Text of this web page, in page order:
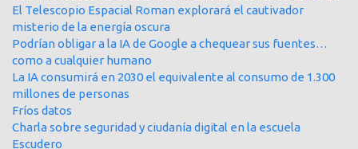
El Telescopio Espacial Roman explorará el cautivador
misterio de la energía oscura
Podrían obligar a la IA de Google a chequear sus fuentes…
como a cualquier humano
La IA consumirá en 2030 el equivalente al consumo de 1.300
millones de personas
Fríos datos
Charla sobre seguridad y ciudanía digital en la escuela
Escudero